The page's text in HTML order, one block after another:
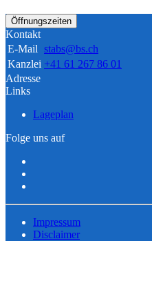
Öffnungszeiten
Kontakt
E-Mail stabs@bs.ch
Kanzlei +41 61 267 86 01
Adresse
Links
Lageplan
Folge uns auf
Impressum
Disclaimer